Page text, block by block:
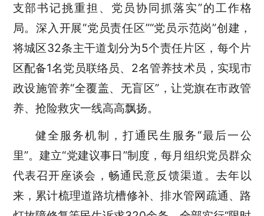
支部书记挑重担、党员协同抓落实”的工作格
局。深入开展“党员责任区”“党员示范岗”创建，
将城区32条主干道划分为5个责任片区，每个片
区配备1名党员联络员、2名管养技术员，实现市
政设施管养“全覆盖、无盲区”，让党旗在市政管
养、抢险救灾一线高高飘扬。
健全服务机制，打通民生服务“最后一公
里”。建立“党建议事日”制度，每月组织党员群众
代表召开座谈会，畅通民意反馈渠道。去年以
来，累计梳理道路坑槽修补、排水管网疏通、路